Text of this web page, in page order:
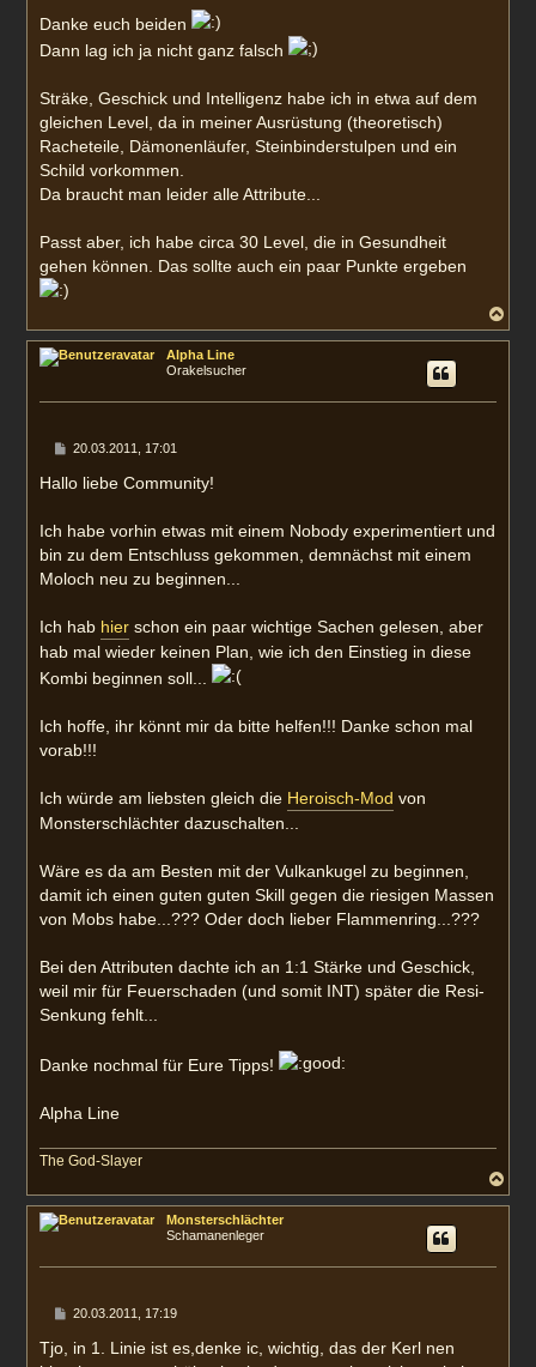
t
r
Danke euch beiden
Dann lag ich ja nicht ganz falsch
Sträke, Geschick und Intelligenz habe ich in etwa auf dem
gleichen Level, da in meiner Ausrüstung (theoretisch)
Racheteile, Dämonenläufer, Steinbinderstulpen und ein
Schild vorkommen.
Da braucht man leider alle Attribute...
Passt aber, ich habe circa 30 Level, die in Gesundheit
gehen können. Das sollte auch ein paar Punkte ergeben
a
c
Alpha Line
Orakelsucher
B
i
t
a
g
20.03.2011, 17:01
Hallo liebe Community!
Ich habe vorhin etwas mit einem Nobody experimentiert und
bin zu dem Entschluss gekommen, demnächst mit einem
Moloch neu zu beginnen...
Ich hab hier schon ein paar wichtige Sachen gelesen, aber
hab mal wieder keinen Plan, wie ich den Einstieg in diese
Kombi beginnen soll...
Ich hoffe, ihr könnt mir da bitte helfen!!! Danke schon mal
vorab!!!
Ich würde am liebsten gleich die Heroisch-Mod von
Monsterschlächter dazuschalten...
Wäre es da am Besten mit der Vulkankugel zu beginnen,
damit ich einen guten guten Skill gegen die riesigen Massen
von Mobs habe...??? Oder doch lieber Flammenring...???
Bei den Attributen dachte ich an 1:1 Stärke und Geschick,
weil mir für Feuerschaden (und somit INT) später die Resi-
Senkung fehlt...
Danke nochmal für Eure Tipps!
Alpha Line
The God-Slayer
a
c
Monsterschlächter
Schamanenleger
B20.03.2011, 17:19
Tjo, in 1. Linie ist es,denke ic, wichtig, das der Kerl nen